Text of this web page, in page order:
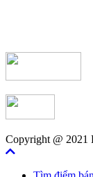
Copyright @ 2021